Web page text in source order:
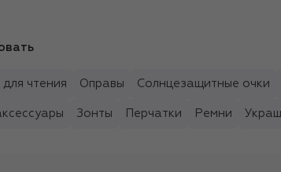
чтения Оправы Солнцезащитные очки
Зонты Перчатки Ремни